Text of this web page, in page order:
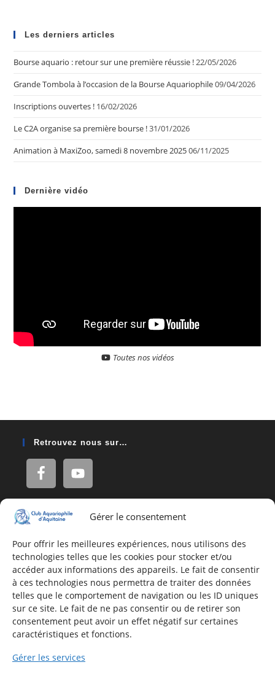
Gérer le consentement
Pour offrir les meilleures expériences, nous utilisons des
technologies telles que les cookies pour stocker et/ou
accéder aux informations des appareils. Le fait de consentir
à ces technologies nous permettra de traiter des données
telles que le comportement de navigation ou les ID uniques
sur ce site. Le fait de ne pas consentir ou de retirer son
consentement peut avoir un effet négatif sur certaines
caractéristiques et fonctions.
Gérer les services
Les derniers articles
Bourse aquario : retour sur une première réussie !22/05/2026
Grande Tombola à l’occasion de la Bourse Aquariophile09/04/2026
Inscriptions ouvertes ! 16/02/2026
Le C2A organise sa première bourse !31/01/2026
Animation à MaxiZoo, samedi 8 novembre 202506/11/2025
Dernière vidéo
Toutes nos vidéos
Retrouvez nous sur…
Adresse
16, Rue Léon Blum
33140 Villenave d'Ornon
Nous contacter
Formulaire de contact
E-mail